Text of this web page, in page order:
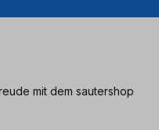
mit dem sautershop